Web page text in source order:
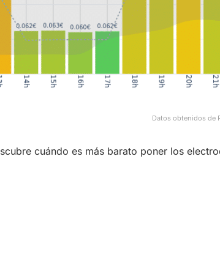
Datos obtenidos de
cuándo es más barato poner los